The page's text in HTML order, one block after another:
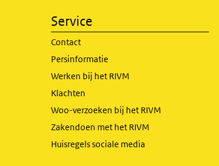
Service
Contact
Persinformatie
Werken bij het RIVM
Klachten
Woo-verzoeken bij het RIVM
Zakendoen met het RIVM
Huisregels sociale media